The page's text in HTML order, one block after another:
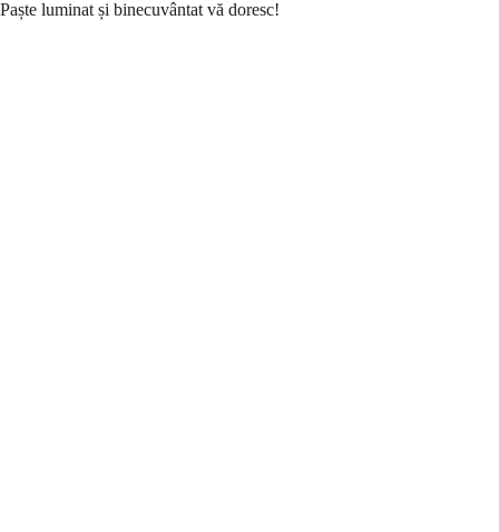
Paște luminat și binecuvântat vă doresc!